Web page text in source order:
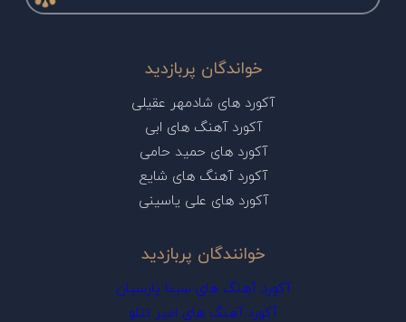
خواندگان پربازدید
آکورد های شادمهر عقیلی
آکورد آهنگ های ابی
آکورد های حمید حامی
آکورد آهنگ های شایع
آکورد های علی یاسینی
خوانندگان پربازدید
آکورد آهنگ های سینا پارسیان
آکورد آهنگ های امیر تتلو